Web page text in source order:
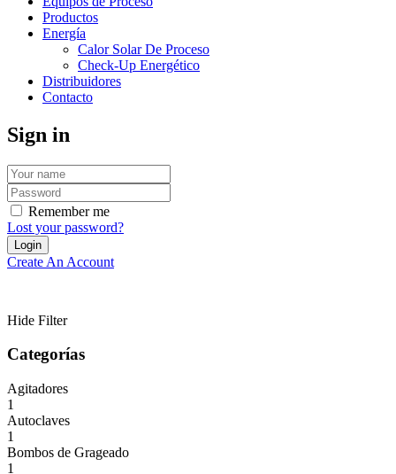
Productos
Energía
Calor Solar De Proceso
Check-Up Energético
Distribuidores
Contacto
Sign in
Remember me
Lost your password?
Create An Account
Hide Filter
Categorías
Agitadores
1
Autoclaves
1
Bombos de Grageado
1